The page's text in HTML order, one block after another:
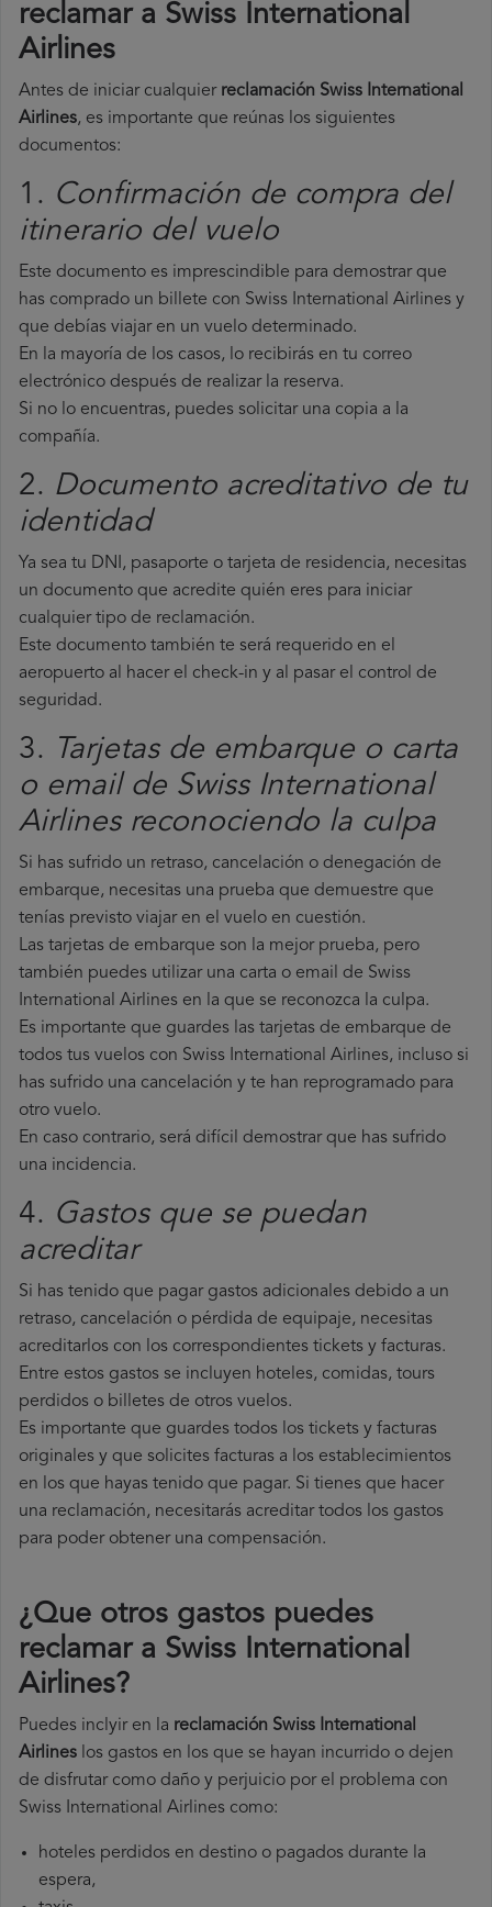
reclamar a Swiss International
Airlines
Antes de iniciar cualquier reclamación Swiss International
Airlines, es importante que reúnas los siguientes
documentos:
1. Confirmación de compra del
itinerario del vuelo
Este documento es imprescindible para demostrar que
has comprado un billete con Swiss International Airlines y
que debías viajar en un vuelo determinado.
En la mayoría de los casos, lo recibirás en tu correo
electrónico después de realizar la reserva.
Si no lo encuentras, puedes solicitar una copia a la
compañía.
2. Documento acreditativo de tu
identidad
Ya sea tu DNI, pasaporte o tarjeta de residencia, necesitas
un documento que acredite quién eres para iniciar
cualquier tipo de reclamación.
Este documento también te será requerido en el
aeropuerto al hacer el check-in y al pasar el control de
seguridad.
3.
Tarjetas de embarque o carta
o email de Swiss International
Airlines reconociendo la culpa
Si has sufrido un retraso, cancelación o denegación de
embarque, necesitas una prueba que demuestre que
tenías previsto viajar en el vuelo en cuestión.
Las tarjetas de embarque son la mejor prueba, pero
también puedes utilizar una carta o email de Swiss
International Airlines en la que se reconozca la culpa.
Es importante que guardes las tarjetas de embarque de
todos tus vuelos con Swiss International Airlines, incluso si
has sufrido una cancelación y te han reprogramado para
otro vuelo.
En caso contrario, será difícil demostrar que has sufrido
una incidencia.
4. Gastos que se puedan
acreditar
Si has tenido que pagar gastos adicionales debido a un
retraso, cancelación o pérdida de equipaje, necesitas
acreditarlos con los correspondientes tickets y facturas.
Entre estos gastos se incluyen hoteles, comidas, tours
perdidos o billetes de otros vuelos.
Es importante que guardes todos los tickets y facturas
originales y que solicites facturas a los establecimientos
en los que hayas tenido que pagar. Si tienes que hacer
una reclamación, necesitarás acreditar todos los gastos
para poder obtener una compensación.
¿Que otros gastos puedes
reclamar a Swiss International
Airlines​?
Puedes inclyir en la reclamación Swiss International
Airlines los gastos en los que se hayan incurrido o dejen
de disfrutar como daño y perjuicio por el problema con
Swiss International Airlines como:
hoteles perdidos en destino o pagados durante la
espera,